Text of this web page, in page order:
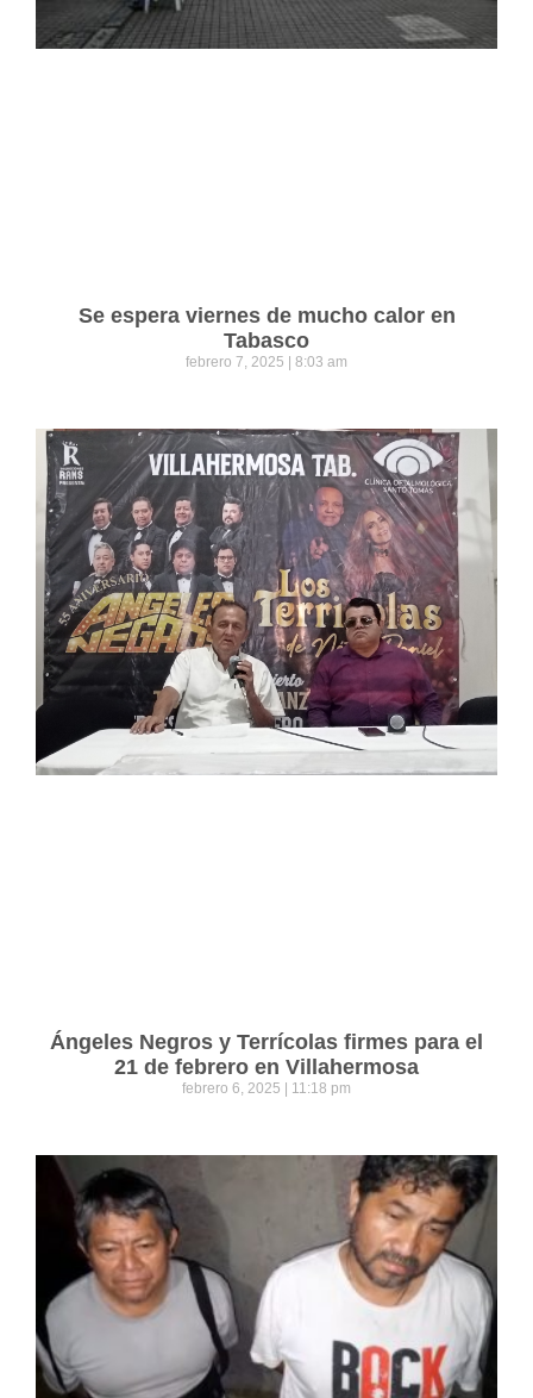
Se espera viernes de mucho calor en
Tabasco
febrero 7, 2025 8:03 am
Ángeles Negros y Terrícolas firmes para el
21 de febrero en Villahermosa
febrero 6, 2025 11:18 pm